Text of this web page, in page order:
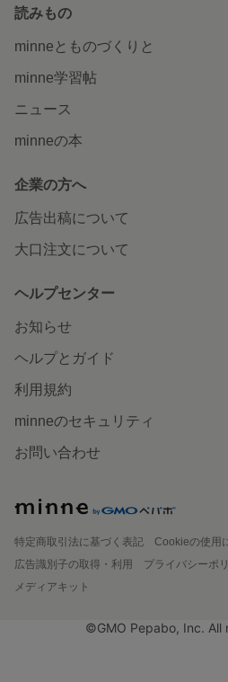
読みもの
minneとものづくりと
minne学習帖
ニュース
minneの本
企業の方へ
広告出稿について
大口注文について
ヘルプセンター
お知らせ
ヘルプとガイド
利用規約
minneのセキュリティ
お問い合わせ
特定商取引法に基づく表記
Cookieの使用
広告識別子の取得・利用
プライバシーポ
メディアキット
©GMO Pepabo, Inc. All